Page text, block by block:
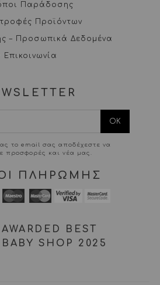
Παράδοσης
Προϊόντων
– Προσωπικά Δεδομένα
Επικοινωνία
το email σας αποδέχεστε να
προσφορές και νέα μας.
ΠΛΗΡΩΜΗΣ
AWARDED BEST
BABY SHOP 2025